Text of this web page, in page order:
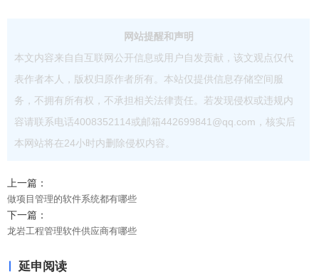
网站提醒和声明
本文内容来自自互联网公开信息或用户自发贡献，该文观点仅代
表作者本人，版权归原作者所有。本站仅提供信息存储空间服
务，不拥有所有权，不承担相关法律责任。若发现侵权或违规内
容请联系电话4008352114或邮箱442699841@qq.com，核实后
本网站将在24小时内删除侵权内容。
上一篇：
做项目管理的软件系统都有哪些
下一篇：
龙岩工程管理软件供应商有哪些
延申阅读